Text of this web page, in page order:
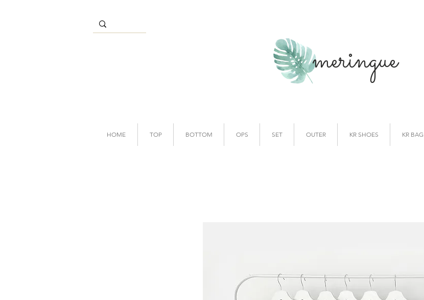
meringue
HOME TOP BOTTOM OPS SET OUTER KR SHOES KR BAG